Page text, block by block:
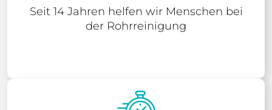
Seit 14 Jahren helfen wir Menschen bei
der Rohrreinigung